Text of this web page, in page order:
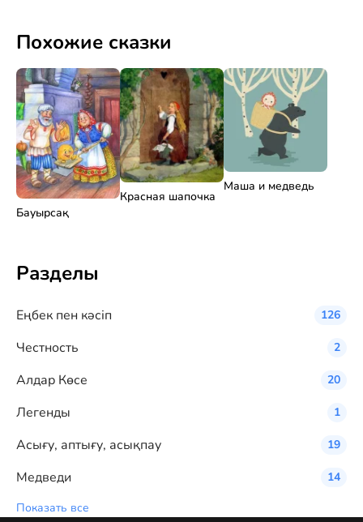
Похожие сказки
Бауырсақ
Красная шапочка
Маша и медведь
Разделы
Eңбек пен кәсіп 126
Честность 2
Алдар Көсе 20
Легенды 1
Асығу, аптығу, асықпау 19
Медведи
14
Показать все